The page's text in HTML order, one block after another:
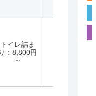
トイレ詰ま
り：8,800円
～